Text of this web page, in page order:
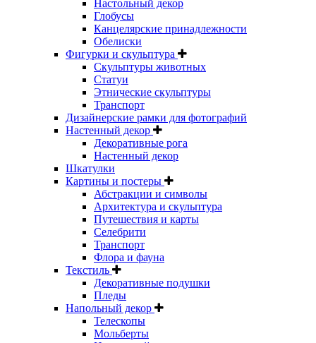
Настольный декор
Глобусы
Канцелярские принадлежности
Обелиски
Фигурки и скульптура
Скульптуры животных
Статуи
Этнические скульптуры
Транспорт
Дизайнерские рамки для фотографий
Настенный декор
Декоративные рога
Настенный декор
Шкатулки
Картины и постеры
Абстракции и символы
Архитектура и скульптура
Путешествия и карты
Селебрити
Транспорт
Флора и фауна
Текстиль
Декоративные подушки
Пледы
Напольный декор
Телескопы
Мольберты